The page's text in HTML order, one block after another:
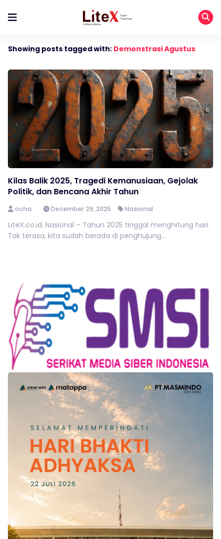
Showing posts tagged with: Demonstrasi Agustus
Kilas Balik 2025, Tragedi Kemanusiaan, Gejolak
Politik, dan Bencana Akhir Tahun
ocha December 29, 2025 Nasional
LiteX.co.id, Nasional – Tahun 2025 tinggal menghitung hari.
Tak terasa, kita sudah berada di penghujung...